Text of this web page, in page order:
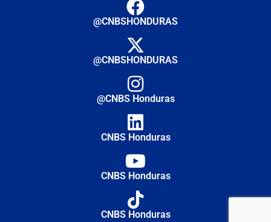
@CNBSHONDURAS
@CNBSHONDURAS
@CNBS Honduras
CNBS Honduras
CNBS Honduras
CNBS Honduras